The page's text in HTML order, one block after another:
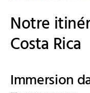
Notre
Costa Rica
Immersion